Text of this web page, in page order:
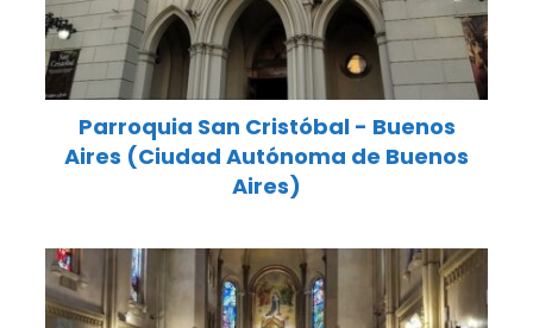
Parroquia San Cristóbal - Buenos
Aires (Ciudad Autónoma de Buenos
Aires)